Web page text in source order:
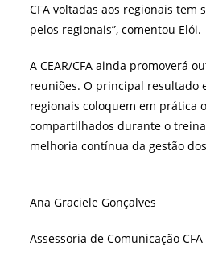
CFA voltadas aos regionais tem
pelos regionais”, comentou Elói.
A CEAR/CFA ainda promoverá
reuniões. O principal resultado
regionais coloquem em prática
compartilhados durante o
melhoria contínua da gestão
Ana Graciele Gonçalves
Assessoria de Comunicação CFA